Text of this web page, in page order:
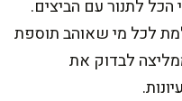
הכל לתנור עם הביצים.
לכל מי שאוהב תוספת
לבדוק את